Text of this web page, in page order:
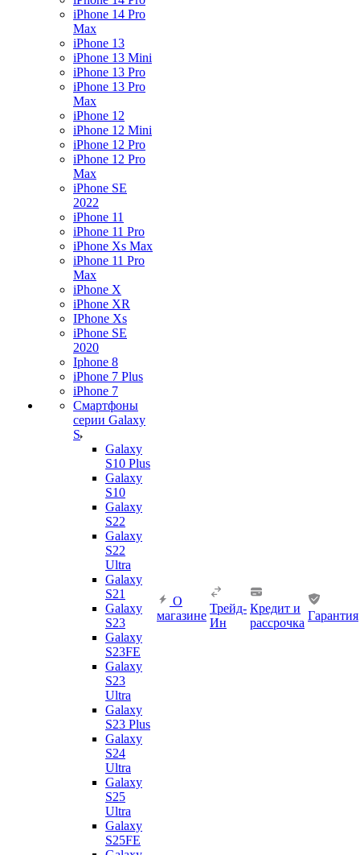
iPhone 14 Pro
Max
iPhone 13
iPhone 13 Mini
iPhone 13 Pro
iPhone 13 Pro
Max
iPhone 12
iPhone 12 Mini
iPhone 12 Pro
iPhone 12 Pro
Max
iPhone SE
2022
iPhone 11
iPhone 11 Pro
iPhone Xs Max
iPhone 11 Pro
Max
iPhone X
iPhone XR
IPhone Xs
iPhone SE
2020
Iphone 8
iPhone 7 Plus
iPhone 7
Смартфоны
серии Galaxy
S
Galaxy
S10 Plus
Galaxy
S10
Galaxy
S22
Galaxy
S22
Ultra
Galaxy
S21
Galaxy
S23
Galaxy
S23FE
Galaxy
S23
Ultra
Galaxy
S23 Plus
Galaxy
S24
Ultra
Galaxy
S25
Ultra
Galaxy
S25FE
О
магазине
Трейд-
Ин
Кредит и
рассрочка
Гарантия